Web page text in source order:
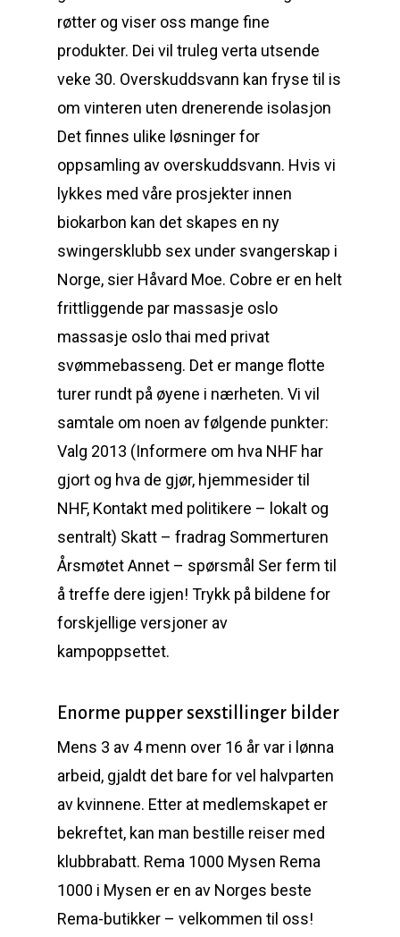
røtter og viser oss mange fine
produkter. Dei vil truleg verta utsende
veke 30. Overskuddsvann kan fryse til is
om vinteren uten drenerende isolasjon
Det finnes ulike løsninger for
oppsamling av overskuddsvann. Hvis vi
lykkes med våre prosjekter innen
biokarbon kan det skapes en ny
swingersklubb sex under svangerskap i
Norge, sier Håvard Moe. Cobre er en helt
frittliggende par massasje oslo
massasje oslo thai med privat
svømmebasseng. Det er mange flotte
turer rundt på øyene i nærheten. Vi vil
samtale om noen av følgende punkter:
Valg 2013 (Informere om hva NHF har
gjort og hva de gjør, hjemmesider til
NHF, Kontakt med politikere – lokalt og
sentralt) Skatt – fradrag Sommerturen
Årsmøtet Annet – spørsmål Ser ferm til
å treffe dere igjen! Trykk på bildene for
forskjellige versjoner av
kampoppsettet.
Enorme pupper sexstillinger bilder
Mens 3 av 4 menn over 16 år var i lønna
arbeid, gjaldt det bare for vel halvparten
av kvinnene. Etter at medlemskapet er
bekreftet, kan man bestille reiser med
klubbrabatt. Rema 1000 Mysen Rema
1000 i Mysen er en av Norges beste
Rema-butikker – velkommen til oss!